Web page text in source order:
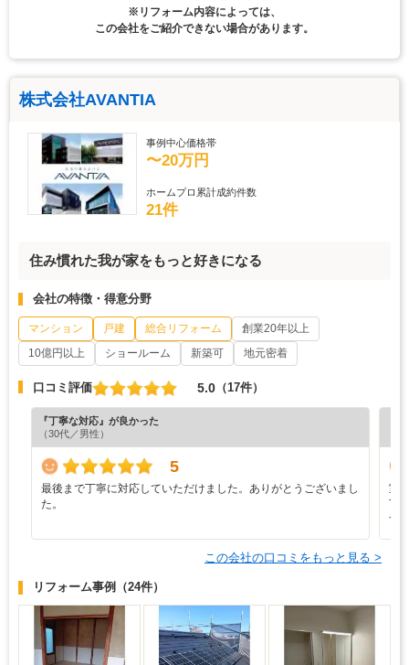
※リフォーム内容によっては、
この会社をご紹介できない場合があります。
株式会社AVANTIA
事例中心価格帯
〜20万円
ホームプロ累計成約件数
21件
住み慣れた我が家をもっと好きになる
会社の特徴・得意分野
マンション 戸建 総合リフォーム
創業20年以上
10億円以上
ショールーム 新築可 地元密着
口コミ評価 5.0 （17件）
『丁寧な対応』が良かった
（30代／男性）
5
最後まで丁寧に対応していただけました。ありがとうございまし
た。
室
丁
す
この会社の口コミをもっと見る >
リフォーム事例 （24件）